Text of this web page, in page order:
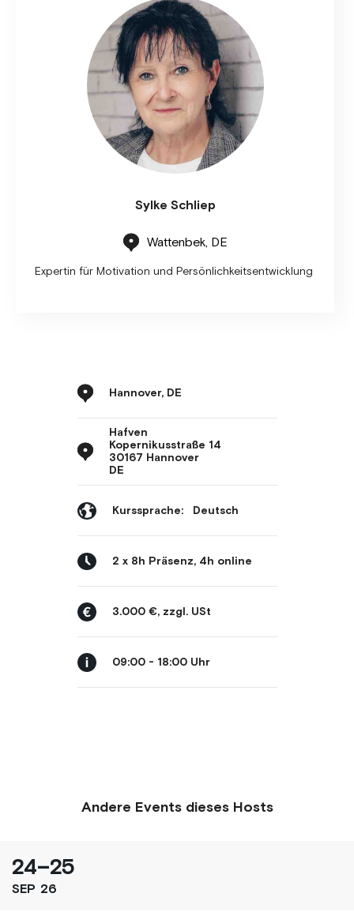
Sylke Schliep
Wattenbek, DE
Expertin für Motivation und Persönlichkeitsentwicklung
Hannover, DE
Hafven
Kopernikusstraße 14
30167 Hannover
DE
Kurssprache: Deutsch
2 x 8h Präsenz, 4h online
3.000 €, zzgl. USt
09:00 - 18:00 Uhr
Andere Events dieses Hosts
24–25
SEP 26